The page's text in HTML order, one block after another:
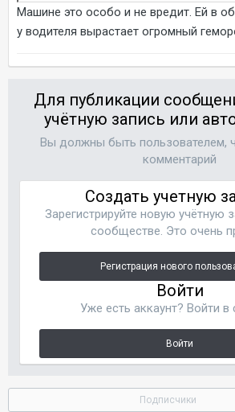
Машине это особо и не вредит. Ей в
у водителя вырастает огромный
Для публикации
учётную запись или
Вы должны быть пользователем,
комментарий
Создать учетную
Зарегистрируйте новую учётную
сообществе. Это очень
Регистрация нового
Войти
Уже есть аккаунт? Войти в
Войти
Подписчики